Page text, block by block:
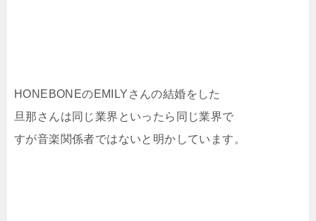
HONEBONEのEMILYさんの結婚をした
旦那さんは同じ業界といったら同じ業界で
すが音楽関係者ではないと明かしています。